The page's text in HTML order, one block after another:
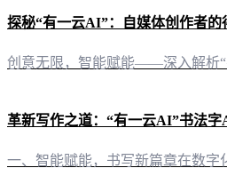
探秘“有一云AI”：自媒体创作者的
革新写作之道：“有一云AI”书法